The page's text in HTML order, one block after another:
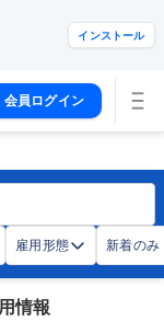
インストール
会員ログイン
雇用形態 新着のみ
情報